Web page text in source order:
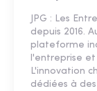
JPG : Les
depuis 2016.
plateforme
l'entreprise
L'innovation
dédiées à